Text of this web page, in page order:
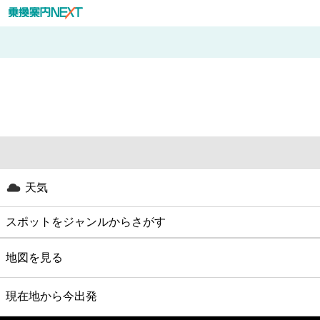
天気
スポットをジャンルからさがす
グルメ
映画
地図を見る
現在地から今出発